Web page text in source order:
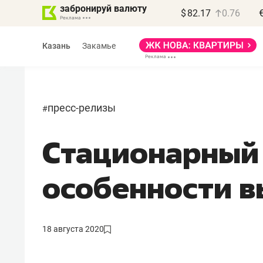
забронируй валюту $ 82.17 0.76
Казань Закамье
#пресс-релизы
особенности
18 августа 2020
Василь Мазитов
МАРТ
«Не зная местных